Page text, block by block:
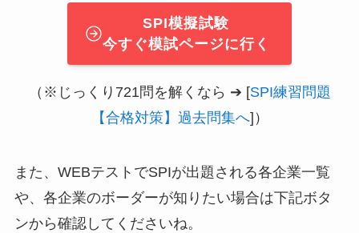
SPI模擬試験
今すぐ模試ページに行く
（※じっくり721問を解くなら ➔ [SPI練習問題
【合格対策】過去問集へ]）
また、WEBテストでSPIが出題される各企業一覧
や、各企業のボーダーが知りたい場合は下記ボタ
ンから確認してくださいね。